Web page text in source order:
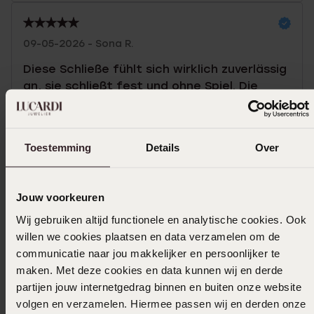
Toestemming Details Over
Jouw voorkeuren
Wij gebruiken altijd functionele en analytische cookies. Ook
willen we cookies plaatsen en data verzamelen om de
communicatie naar jou makkelijker en persoonlijker te
maken. Met deze cookies en data kunnen wij en derde
partijen jouw internetgedrag binnen en buiten onze website
volgen en verzamelen. Hiermee passen wij en derden onze
09-05-2026 - Sona R.
Diese Schließe fühlt sich wirklich zuverlässig
an, sie schließt fest und ohne Spiel. Die
Goldbeschichtung sieht auch wirklich schön
und die 12 mm Größe passt perfekt für
Übersetzt | Original ansehen
In den Warenkorb legen